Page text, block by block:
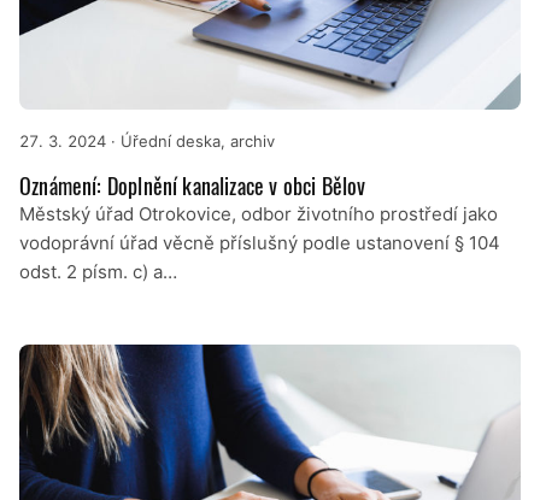
27. 3. 2024 · Úřední deska, archiv
Oznámení: Doplnění kanalizace v obci Bělov
Městský úřad Otrokovice, odbor životního prostředí jako
vodoprávní úřad věcně příslušný podle ustanovení § 104
odst. 2 písm. c) a…